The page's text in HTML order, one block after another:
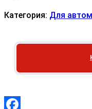
Категория: Для